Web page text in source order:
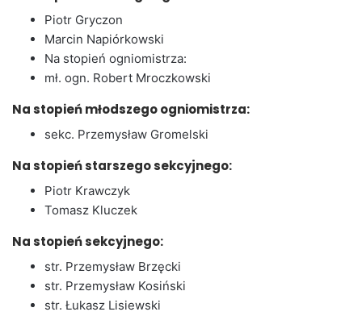
Piotr Gryczon
Marcin Napiórkowski
Na stopień ogniomistrza:
mł. ogn. Robert Mroczkowski
Na stopień młodszego ogniomistrza:
sekc. Przemysław Gromelski
Na stopień starszego sekcyjnego:
Piotr Krawczyk
Tomasz Kluczek
Na stopień sekcyjnego:
str. Przemysław Brzęcki
str. Przemysław Kosiński
str. Łukasz Lisiewski